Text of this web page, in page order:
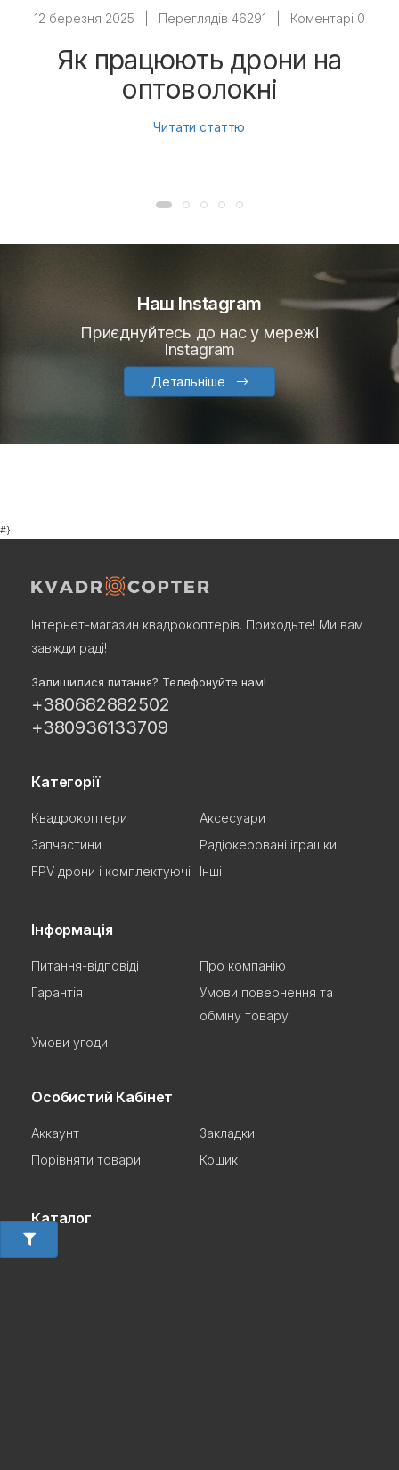
12 березня 2025 Переглядів 46291 Коментарі 0
Як працюють дрони на
оптоволокні
Читати статтю
Наш Instagram
Приєднуйтесь до нас у мережі
Instagram
Детальніше
#}
Інтернет-магазин квадрокоптерів. Приходьте! Ми вам
завжди раді!
Залишилися питання? Телефонуйте нам!
+380682882502
+380936133709
Категорії
Квадрокоптери
Аксесуари
Запчастини
Радіокеровані іграшки
FPV дрони і комплектуючі
Інші
Інформація
Питання-відповіді
Про компанію
Гарантія
Умови повернення та
обміну товару
Умови угоди
Особистий Кабінет
Аккаунт
Закладки
Порівняти товари
Кошик
Каталог